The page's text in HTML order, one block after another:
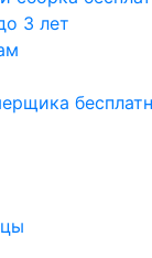
3 лет